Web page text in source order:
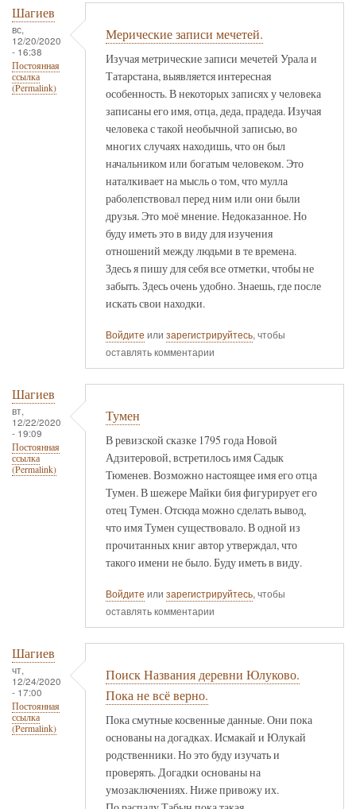
Шагиев
вс,
12/20/2020
- 16:38
Постоянная
ссылка
(Permalink)
Мерические записи мечетей.
Изучая метрические записи мечетей Урала и
Татарстана, выявляется интересная
особенность. В некоторых записях у человека
записаны его имя, отца, деда, прадеда. Изучая
человека с такой необычной записью, во
многих случаях находишь, что он был
начальником или богатым человеком. Это
наталкивает на мысль о том, что мулла
раболепствовал перед ним или они были
друзья. Это моё мнение. Недоказанное. Но
буду иметь это в виду для изучения
отношений между людьми в те времена.
Здесь я пишу для себя все отметки, чтобы не
забыть. Здесь очень удобно. Знаешь, где после
искать свои находки.
Войдите или зарегистрируйтесь, чтобы
оставлять комментарии
Шагиев
вт,
12/22/2020
- 19:09
Постоянная
ссылка
(Permalink)
Тумен
В ревизской сказке 1795 года Новой
Адзитеровой, встретилось имя Садык
Тюменев. Возможно настоящее имя его отца
Тумен. В шежере Майки бия фигурирует его
отец Тумен. Отсюда можно сделать вывод,
что имя Тумен существовало. В одной из
прочитанных книг автор утверждал, что
такого имени не было. Буду иметь в виду.
Войдите или зарегистрируйтесь, чтобы
оставлять комментарии
Шагиев
чт,
12/24/2020
- 17:00
Постоянная
ссылка
(Permalink)
Поиск Названия деревни Юлуково.
Пока не всё верно.
Пока смутные косвенные данные. Они пока
основаны на догадках. Исмакай и Юлукай
родственники. Но это буду изучать и
проверять. Догадки основаны на
умозаключениях. Ниже привожу их.